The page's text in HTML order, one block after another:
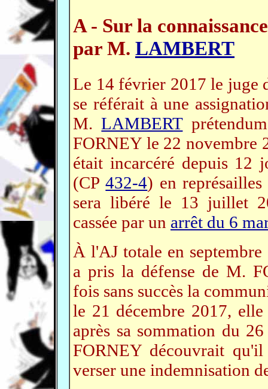
A - Sur la
par M. LAMBERT
Le 14 février 2017 le juge
se référait à une
M.LAMBERT
FORNEY le 22 novembre
était incarcéré depuis 12
(CP432-4) en
sera libéré le 13 juillet
cassée par un arrêt du 6
À l'AJ totale en
a pris la défense de M.
fois sans succès la
le 21 décembre 2017,
après sa sommation du
FORNEY découvrait
verser une indemnisation